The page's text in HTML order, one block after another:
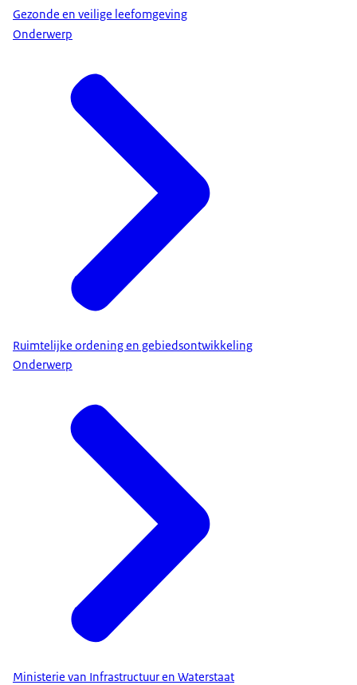
Gezonde en veilige leefomgeving
Onderwerp
Ruimtelijke ordening en gebiedsontwikkeling
Onderwerp
Ministerie van Infrastructuur en Waterstaat